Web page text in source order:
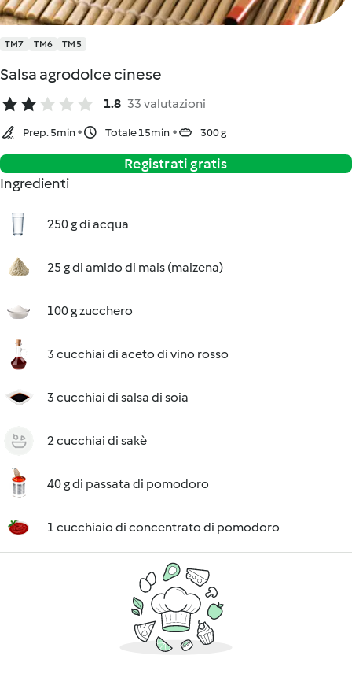
TM7 TM6 TM5
Salsa agrodolce cinese
1.8 33 valutazioni
Prep. 5min Totale 15min 300 g
Registrati gratis
Ingredienti
250 g di acqua
25 g di amido di mais (maizena)
100 g zucchero
3 cucchiai di aceto di vino rosso
3 cucchiai di salsa di soia
2 cucchiai di sakè
40 g di passata di pomodoro
1 cucchiaio di concentrato di pomodoro